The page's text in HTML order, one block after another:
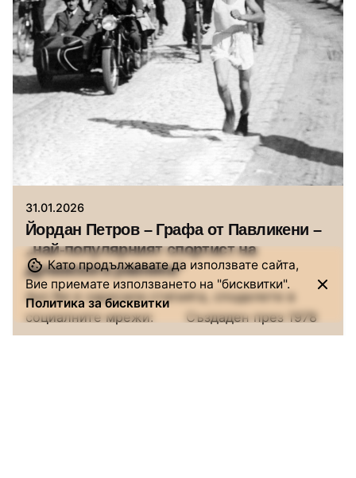
Исторически музей Павликени
31.01.2026
Йордан Петров – Графа от Павликени –
„най-популярният спортист на
Дунавската равнина“
Ако Ви е харесала статията, споделете в
социалните мрежи: Създаден през 1978
г.,...
Като продължавате да използвате сайта,
Вие приемате използването на "бисквитки".
Политика за бисквитки